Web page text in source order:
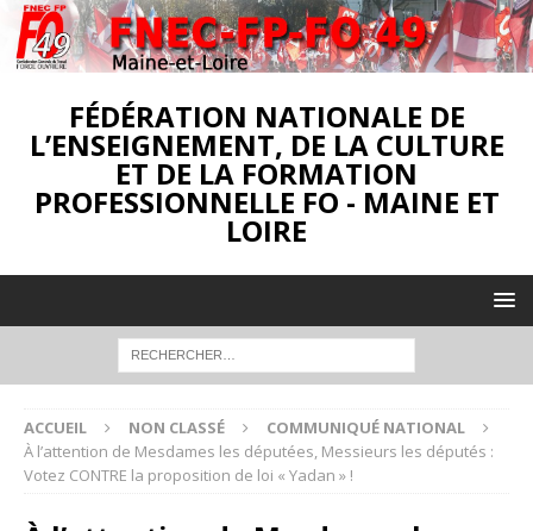
FÉDÉRATION NATIONALE DE
L’ENSEIGNEMENT, DE LA CULTURE
ET DE LA FORMATION
PROFESSIONNELLE FO - MAINE ET
LOIRE
ACCUEIL NON CLASSÉ
COMMUNIQUÉ NATIONAL
À l’attention de Mesdames les députées, Messieurs les députés :
Votez CONTRE la proposition de loi « Yadan » !